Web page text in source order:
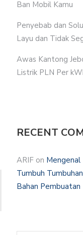
Ban Mobil Kamu
Penyebab dan
Layu dan Tidak
Awas Kantong
Listrik PLN Per
RECENT
ARIF on
Tumbuh
Bahan Pembuatan